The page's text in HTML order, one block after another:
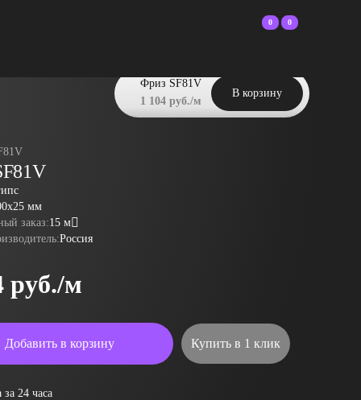
0 0
мм
заказ:15 м
Россия
руб./м
Добавить в корзину Купить в 1 клик
за 24 часа
Фриз SF81V
1 104 руб./м
В корзину